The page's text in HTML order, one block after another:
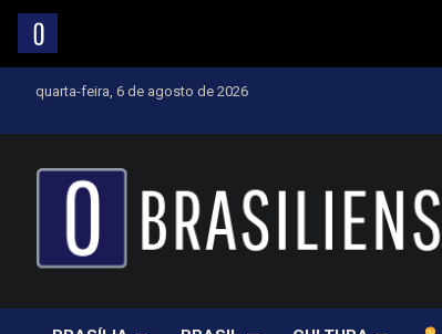
quarta-feira, 6 de agosto de 2026